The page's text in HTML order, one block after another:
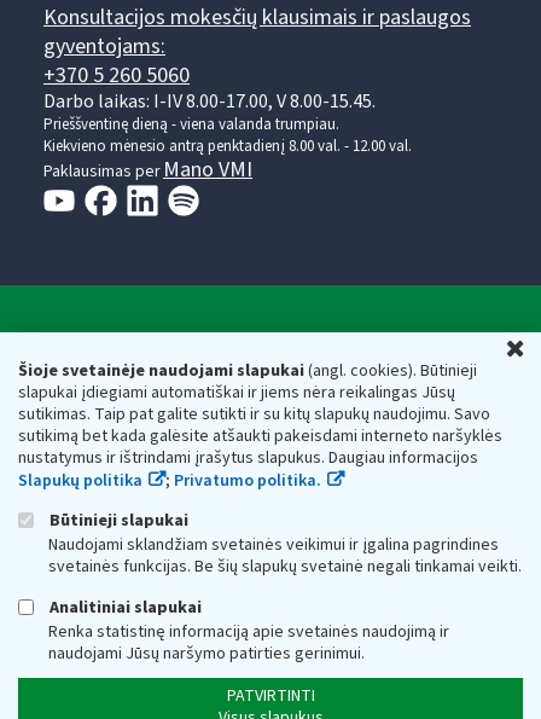
Šioje svetainėje naudojami slapukai(angl. cookies). Būtinieji
slapukai įdiegiami automatiškai ir jiems nėra reikalingas Jūsų
sutikimas. Taip pat galite sutikti ir su kitų slapukų naudojimu. Savo
sutikimą bet kada galėsite atšaukti pakeisdami interneto naršyklės
nustatymus ir ištrindami įrašytus slapukus. Daugiau informacijos
Slapukų politika
; Privatumo politika.
Būtinieji slapukai
Naudojami sklandžiam svetainės veikimui ir įgalina pagrindines
svetainės funkcijas. Be šių slapukų svetainė negali tinkamai veikti.
Analitiniai slapukai
Renka statistinę informaciją apie svetainės naudojimą ir
naudojami Jūsų naršymo patirties gerinimui.
PATVIRTINTI
Konsultacijos mokesčių klausimais ir paslaugos
gyventojams:
+370 5 260 5060
Darbo laikas: I-IV 8.00-17.00, V 8.00-15.45.
Prieššventinę dieną - viena valanda trumpiau.
Kiekvieno mėnesio antrą penktadienį 8.00 val. - 12.00 val.
Paklausimas per Mano VMI
Respublikos finansų ministerijos
Biudžetinė įstaiga. Juridinio asmens kodas — 188659752,
adresas: Vasario 16-osios g. 14, 01107 Vilnius, Lietuva, el.paštas:
vmi@vmi.lt, E. pristatymo dėžutės adresas 188659752
Duomenys apie Valstybinę mokesčių inspekciją prie Lietuvos
Respublikos finansų ministerijos kaupiami ir saugomi Juridinių